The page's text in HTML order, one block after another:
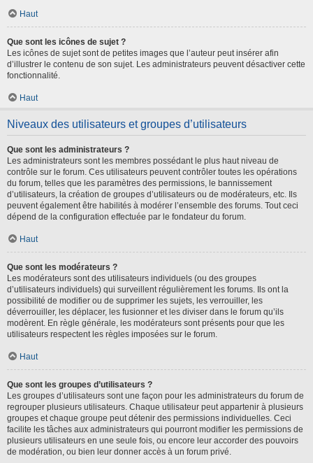
Haut
Que sont les icônes de sujet ?
Les icônes de sujet sont de petites images que l’auteur peut insérer afin
d’illustrer le contenu de son sujet. Les administrateurs peuvent désactiver cette
fonctionnalité.
Haut
Niveaux des utilisateurs et groupes d’utilisateurs
Que sont les administrateurs ?
Les administrateurs sont les membres possédant le plus haut niveau de
contrôle sur le forum. Ces utilisateurs peuvent contrôler toutes les opérations
du forum, telles que les paramètres des permissions, le bannissement
d’utilisateurs, la création de groupes d’utilisateurs ou de modérateurs, etc. Ils
peuvent également être habilités à modérer l’ensemble des forums. Tout ceci
dépend de la configuration effectuée par le fondateur du forum.
Haut
Que sont les modérateurs ?
Les modérateurs sont des utilisateurs individuels (ou des groupes
d’utilisateurs individuels) qui surveillent régulièrement les forums. Ils ont la
possibilité de modifier ou de supprimer les sujets, les verrouiller, les
déverrouiller, les déplacer, les fusionner et les diviser dans le forum qu’ils
modèrent. En règle générale, les modérateurs sont présents pour que les
utilisateurs respectent les règles imposées sur le forum.
Haut
Que sont les groupes d’utilisateurs ?
Les groupes d’utilisateurs sont une façon pour les administrateurs du forum de
regrouper plusieurs utilisateurs. Chaque utilisateur peut appartenir à plusieurs
groupes et chaque groupe peut détenir des permissions individuelles. Ceci
facilite les tâches aux administrateurs qui pourront modifier les permissions de
plusieurs utilisateurs en une seule fois, ou encore leur accorder des pouvoirs
de modération, ou bien leur donner accès à un forum privé.